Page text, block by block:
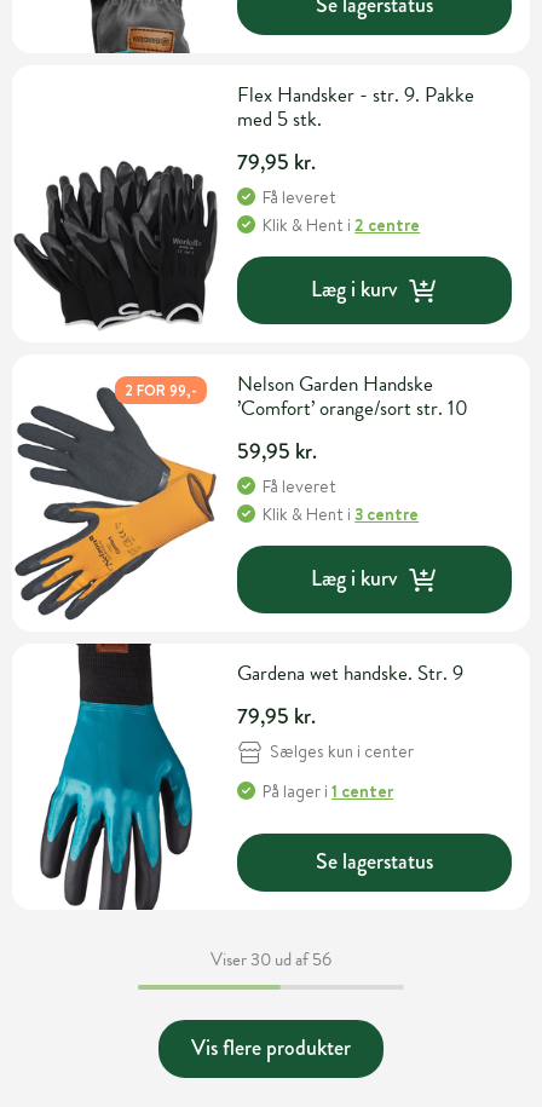
Flex Handsker - str. 9. Pakke
med 5 stk.
79,95 kr.
Få leveret
Klik & Hent i2 centre
Læg i kurv
2 FOR 99,-
Nelson Garden Handske
’Comfort’ orange/sort str. 10
59,95 kr.
Få leveret
Klik & Hent i3 centre
Læg i kurv
Gardena wet handske. Str. 9
79,95 kr.
Sælges kun i center
På lager i1 center
Se lagerstatus
Viser 30 ud af 56
Vis flere produkter